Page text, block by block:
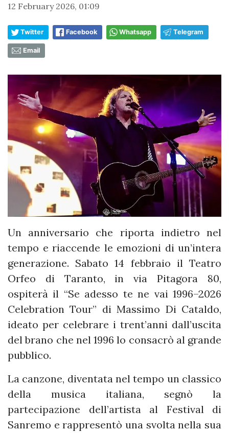
12 February 2026, 01:09
Twitter Facebook Whatsapp Telegram
Email
Un anniversario che riporta indietro nel
tempo e riaccende le emozioni di un’intera
generazione. Sabato 14 febbraio il Teatro
Orfeo di Taranto, in via Pitagora 80,
ospiterà il “Se adesso te ne vai 1996–2026
Celebration Tour” di Massimo Di Cataldo,
ideato per celebrare i trent’anni dall’uscita
del brano che nel 1996 lo consacrò al grande
pubblico.
La canzone, diventata nel tempo un classico
della musica italiana, segnò la
partecipazione dell’artista al Festival di
Sanremo e rappresentò una svolta nella sua